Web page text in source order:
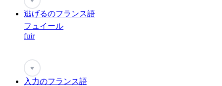
逃げるのフランス語
フュイール
fuir
♥
入力のフランス語